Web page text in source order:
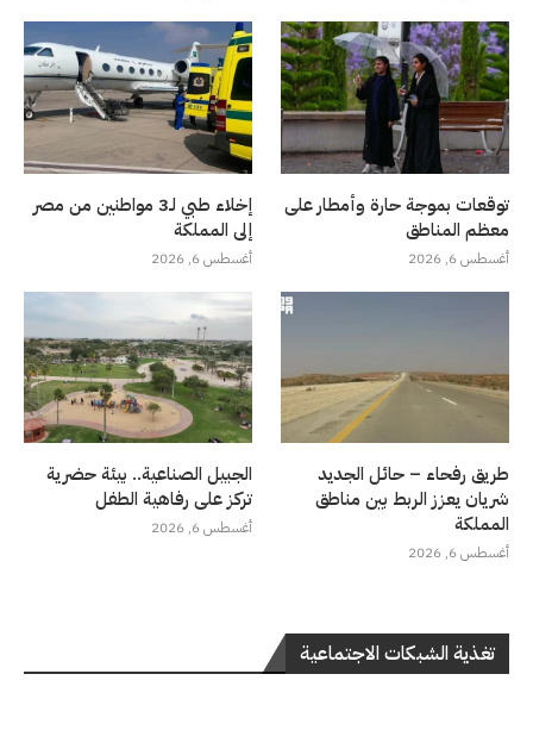
توقعات بموجة حارة وأمطار على
معظم المناطق
أغسطس 6, 2026
إخلاء طبي لـ3 مواطنين من مصر
إلى المملكة
أغسطس 6, 2026
طريق رفحاء – حائل الجديد
شريان يعزز الربط بين مناطق
المملكة
أغسطس 6, 2026
الجبيل الصناعية.. بيئة حضرية
تركز على رفاهية الطفل
أغسطس 6, 2026
تغذية الشبكات الاجتماعية